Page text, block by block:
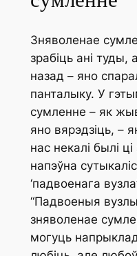
Зняволенае
зрабіць ані туды,
назад – яно
панталыку. У
сумленне – як
яно вярэдзіць, –
нас некалі былі
напэўна
‘падвоенага
“Падвоеныя
зняволенае
могуць